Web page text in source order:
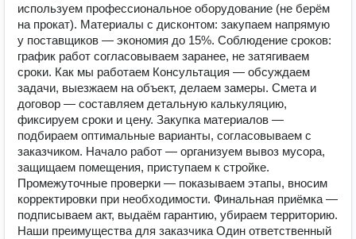
используем профессиональное оборудование (не берём
на прокат). Материалы с дисконтом: закупаем напрямую
у поставщиков — экономия до 15%. Соблюдение сроков:
график работ согласовываем заранее, не затягиваем
сроки. Как мы работаем Консультация — обсуждаем
задачи, выезжаем на объект, делаем замеры. Смета и
договор — составляем детальную калькуляцию,
фиксируем сроки и цену. Закупка материалов —
подбираем оптимальные варианты, согласовываем с
заказчиком. Начало работ — организуем вывоз мусора,
защищаем помещения, приступаем к стройке.
Промежуточные проверки — показываем этапы, вносим
корректировки при необходимости. Финальная приёмка —
подписываем акт, выдаём гарантию, убираем территорию.
Наши преимущества для заказчика Один ответственный